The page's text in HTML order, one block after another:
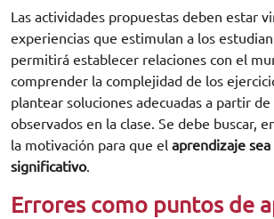
Las actividades propuestas deben estar
experiencias que estimulan a los
permitirá establecer relaciones con el
comprender la complejidad de los
plantear soluciones adecuadas a partir
observados en la clase. Se debe buscar,
la motivación para que el aprendizaje
significativo.
Errores como puntos de